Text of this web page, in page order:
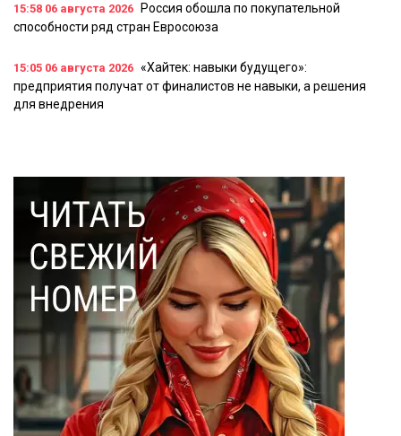
15:58 06 августа 2026
Россия обошла по покупательной
способности ряд стран Евросоюза
15:05 06 августа 2026 «Хайтек: навыки будущего»:
предприятия получат от финалистов не навыки, а решения
для внедрения